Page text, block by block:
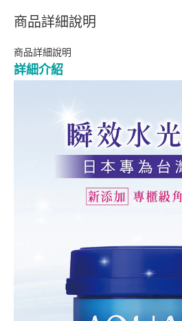
商品詳細說明
商品詳細說明
詳細介紹